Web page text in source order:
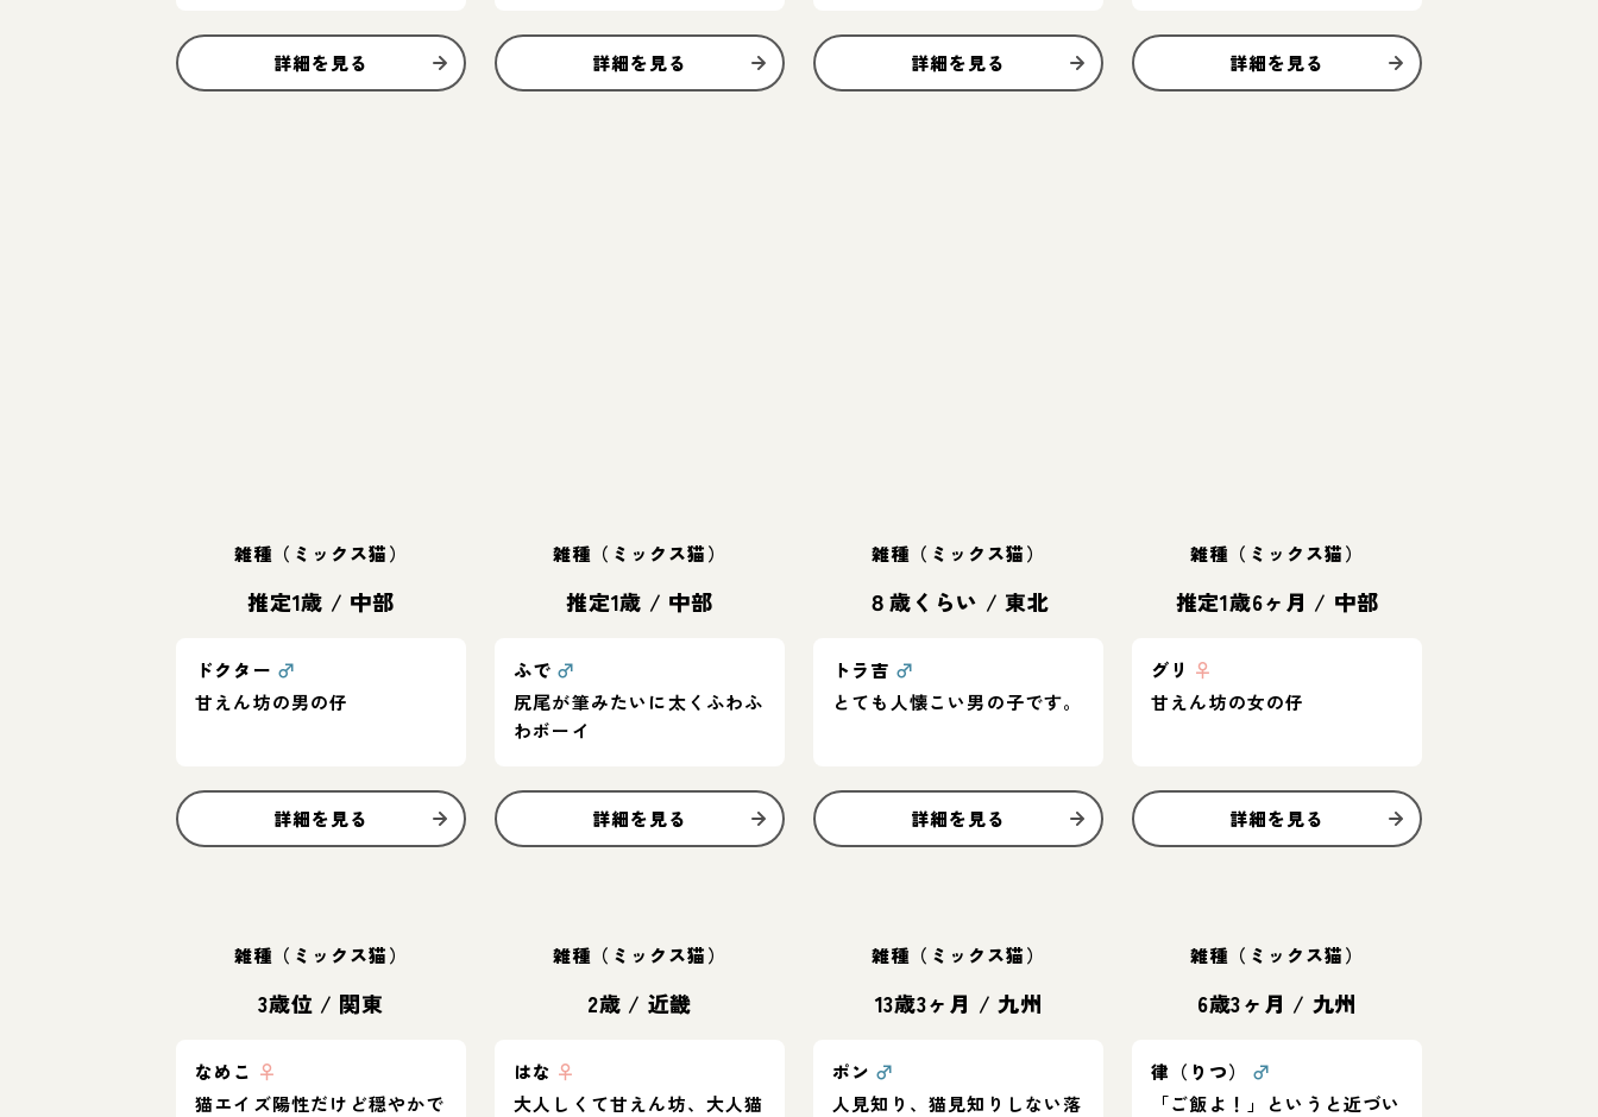
詳細を見る 詳細を見る 詳細を見る 詳細を見る
雑種（ミックス猫）
推定1歳 / 中部
ドクター ♂
甘えん坊の男の仔
詳細を見る
雑種（ミックス猫）
推定1歳 / 中部
ふで ♂
尻尾が筆みたいに太くふわふ
わボーイ
詳細を見る
雑種（ミックス猫）
８歳くらい / 東北
トラ吉 ♂
とても人懐こい男の子です。
詳細を見る
雑種（ミックス猫）
推定1歳6ヶ月 / 中部
グリ ♀
甘えん坊の女の仔
詳細を見る
雑種（ミックス猫）
3歳位 / 関東
なめこ ♀
猫エイズ陽性だけど穏やかで
雑種（ミックス猫）
2歳 / 近畿
はな ♀
大人しくて甘えん坊、大人猫
雑種（ミックス猫）
13歳3ヶ月 /九州
ポン ♂
人見知り、猫見知りしない落
雑種（ミックス猫）
6歳3ヶ月 / 九州
律（りつ）
♂
「ご飯よ！」というと近づい